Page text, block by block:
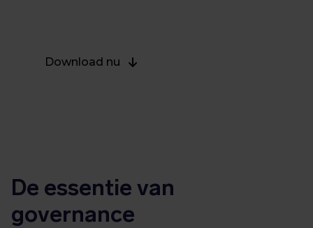
Download nu
De essentie van
governance